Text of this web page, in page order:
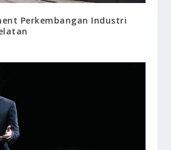
Perkembangan Industri